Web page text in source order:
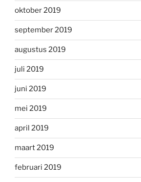
oktober 2019
september 2019
augustus 2019
juli 2019
juni 2019
mei 2019
april 2019
maart 2019
februari 2019